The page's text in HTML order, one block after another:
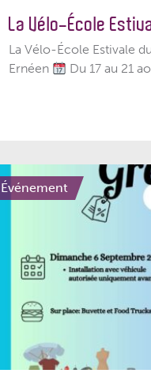
La Vélo-École
La Vélo-École Estivale
Ernéen
Du 17 au 21
Événement